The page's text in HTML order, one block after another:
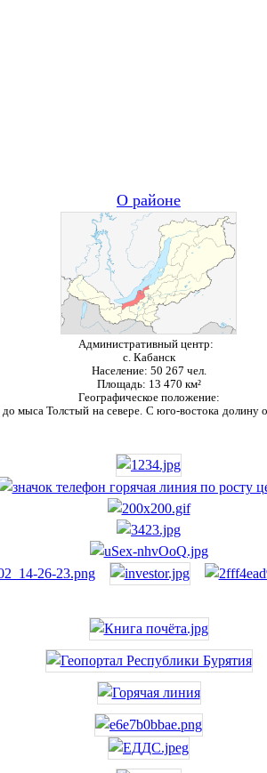
О районе
Административный центр:
с. Кабанск
Население: 50 267 чел.
Площадь: 13 470 км²
Географическое положение:
мыса Толстый на севере. С юго-востока